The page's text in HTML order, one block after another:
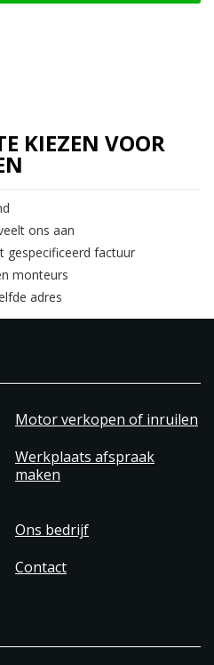
KIEZEN VOOR
ons aan
gespecificeerd factuur
monteurs
adres
Motor verkopen of inruilen
Werkplaats afspraak
maken
Ons bedrijf
Contact